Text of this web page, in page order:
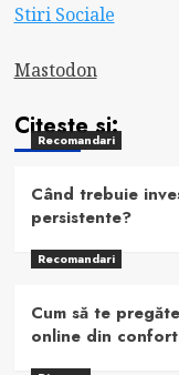
Stiri Sociale
Mastodon
Citeste si:
Recomandari
Când trebuie
persistente?
Recomandari
Cum să te
online din